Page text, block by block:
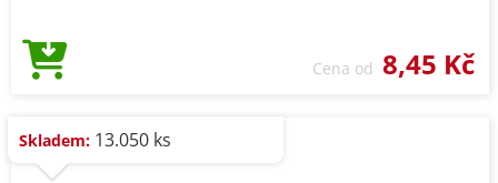
Cena od 8,45 Kč
Skladem: 13.050 ks